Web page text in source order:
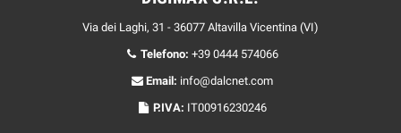
Via dei Laghi, 31 - 36077 Altavilla Vicentina (VI)
Telefono: +39 0444 574066
Email: info@dalcnet.com
P.IVA: IT00916230246